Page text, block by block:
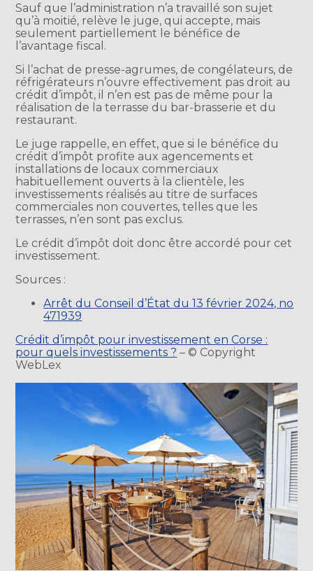
Sauf que l’administration n’a travaillé son sujet
qu’à moitié, relève le juge, qui accepte, mais
seulement partiellement le bénéfice de
l’avantage fiscal.
Si l’achat de presse-agrumes, de congélateurs, de
réfrigérateurs n’ouvre effectivement pas droit au
crédit d’impôt, il n’en est pas de même pour la
réalisation de la terrasse du bar-brasserie et du
restaurant.
Le juge rappelle, en effet, que si le bénéfice du
crédit d’impôt profite aux agencements et
installations de locaux commerciaux
habituellement ouverts à la clientèle, les
investissements réalisés au titre de surfaces
commerciales non couvertes, telles que les
terrasses, n’en sont pas exclus.
Le crédit d’impôt doit donc être accordé pour cet
investissement.
Sources :
Arrêt du Conseil d’État du 13 février 2024, no
471939
Crédit d’impôt pour investissement en Corse :
pour quels investissements ? – © Copyright
WebLex